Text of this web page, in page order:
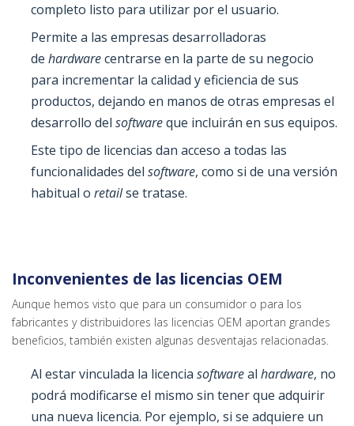
completo listo para utilizar por el usuario.
Permite a las empresas desarrolladoras
de hardwarecentrarse en la parte de su negocio
para incrementar la calidad y eficiencia de sus
productos, dejando en manos de otras empresas el
desarrollo del softwareque incluirán en sus equipos.
Este tipo de licencias dan acceso a todas las
funcionalidades del software, como si de una versión
habitual o retailse tratase.
Inconvenientes de las licencias OEM
Aunque hemos visto que para un consumidor o para los
fabricantes y distribuidores las licencias OEM aportan grandes
beneficios, también existen algunas desventajas relacionadas.
Al estar vinculada la licencia softwareal hardware, no
podrá modificarse el mismo sin tener que adquirir
una nueva licencia. Por ejemplo, si se adquiere un